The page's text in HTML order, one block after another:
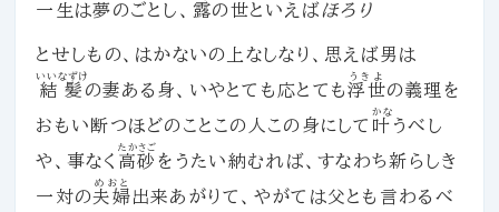
一生は夢のごとし、 露の世といえばほろり
とせしもの、はかないの上なしなり、思えば男は
結髪
いいなずけ
の妻ある身、いやとても応とても浮世
うきよ
の義理を
おもい断つほどのことこの人この身にして 叶
かな
うべし
や、事なく 高砂
たかさご
をうたい納むれば、すなわち新らしき
一対の夫婦
めおと
出来あがりて、やがては父とも言わるべ